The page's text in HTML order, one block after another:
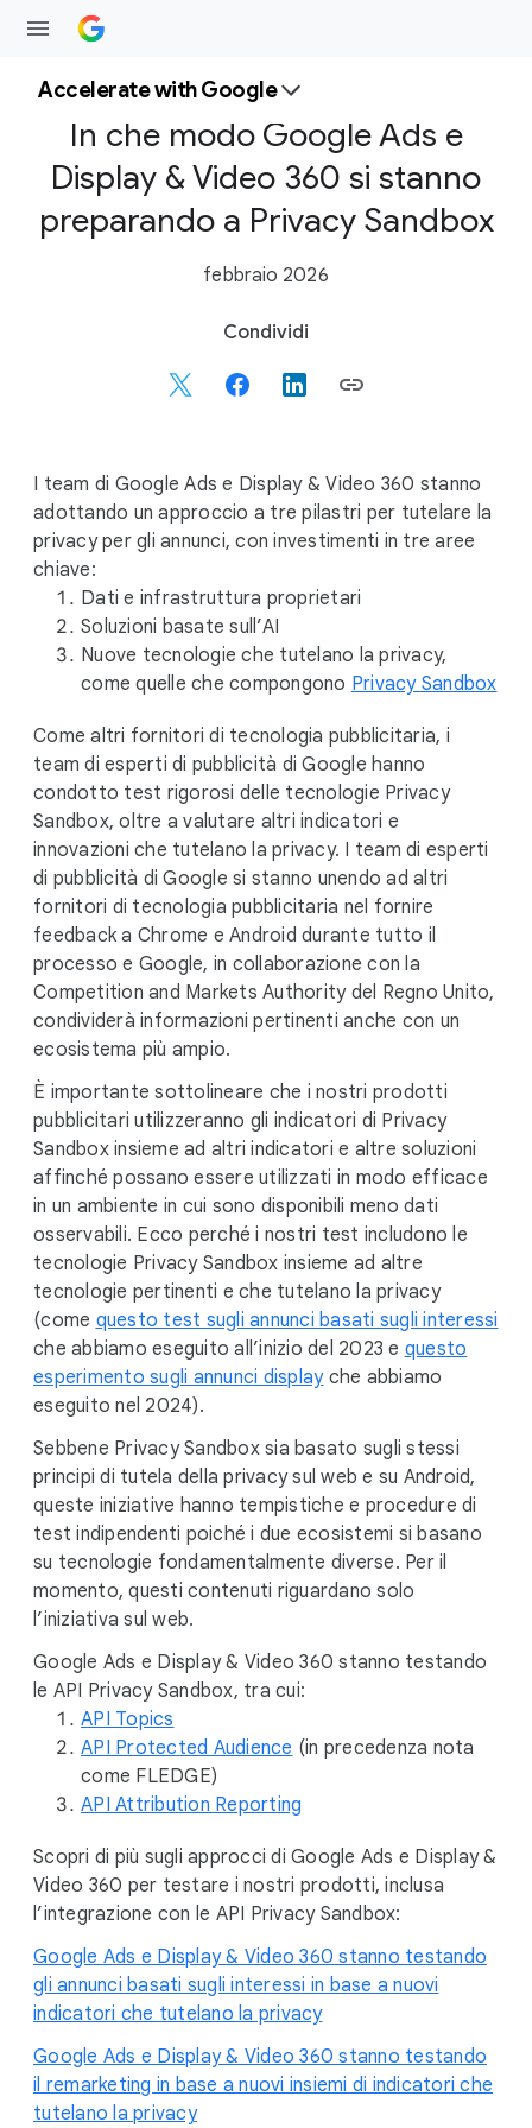
Accelerate with Google
In che modo Google Ads e
Display & Video 360 si stanno
preparando a Privacy Sandbox
febbraio 2026
l
M
o
d
Condividi
I team di Google Ads e Display & Video 360 stanno
adottando un approccio a tre pilastri per tutelare la
privacy per gli annunci, con investimenti in tre aree
chiave:
Dati e infrastruttura proprietari
Soluzioni basate sull’AI
Nuove tecnologie che tutelano la privacy,
come quelle che compongono Privacy Sandbox
Come altri fornitori di tecnologia pubblicitaria, i
team di esperti di pubblicità di Google hanno
condotto test rigorosi delle tecnologie Privacy
Sandbox, oltre a valutare altri indicatori e
innovazioni che tutelano la privacy. I team di esperti
di pubblicità di Google si stanno unendo ad altri
fornitori di tecnologia pubblicitaria nel fornire
feedback a Chrome e Android durante tutto il
processo e Google, in collaborazione con la
Competition and Markets Authority del Regno Unito,
condividerà informazioni pertinenti anche con un
ecosistema più ampio.
È importante sottolineare che i nostri prodotti
pubblicitari utilizzeranno gli indicatori di Privacy
Sandbox insieme ad altri indicatori e altre soluzioni
affinché possano essere utilizzati in modo efficace
in un ambiente in cui sono disponibili meno dati
osservabili. Ecco perché i nostri test includono le
tecnologie Privacy Sandbox insieme ad altre
tecnologie pertinenti e che tutelano la privacy
(come questo test sugli annunci basati sugli interessi
che abbiamo eseguito all’inizio del 2023 e questo
esperimento sugli annunci displayche abbiamo
eseguito nel 2024).
Sebbene Privacy Sandbox sia basato sugli stessi
principi di tutela della privacy sul web e su Android,
queste iniziative hanno tempistiche e procedure di
test indipendenti poiché i due ecosistemi si basano
su tecnologie fondamentalmente diverse. Per il
momento, questi contenuti riguardano solo
l’iniziativa sul web.
Google Ads e Display & Video 360 stanno testando
le API Privacy Sandbox, tra cui:
API Topics
API Protected Audience (in precedenza nota
come FLEDGE)
API Attribution Reporting
Scopri di più sugli approcci di Google Ads e Display &
Video 360 per testare i nostri prodotti, inclusa
l’integrazione con le API Privacy Sandbox:
Google Ads e Display & Video 360 stanno testando
gli annunci basati sugli interessi in base a nuovi
indicatori che tutelano la privacy
Google Ads e Display & Video 360 stanno testando
il remarketing in base a nuovi insiemi di indicatori che
tutelano la privacy